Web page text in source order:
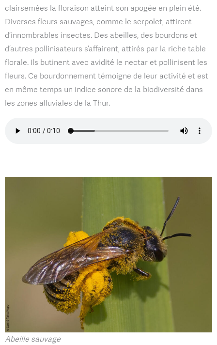
clairsemées la floraison atteint son apogée en plein été.
Diverses fleurs sauvages, comme le serpolet, attirent
d’innombrables insectes. Des abeilles, des bourdons et
d’autres pollinisateurs s’affairent, attirés par la riche table
florale. Ils butinent avec avidité le nectar et pollinisent les
fleurs. Ce bourdonnement témoigne de leur activité et est
en même temps un indice sonore de la biodiversité dans
les zones alluviales de la Thur.
Abeille sauvage